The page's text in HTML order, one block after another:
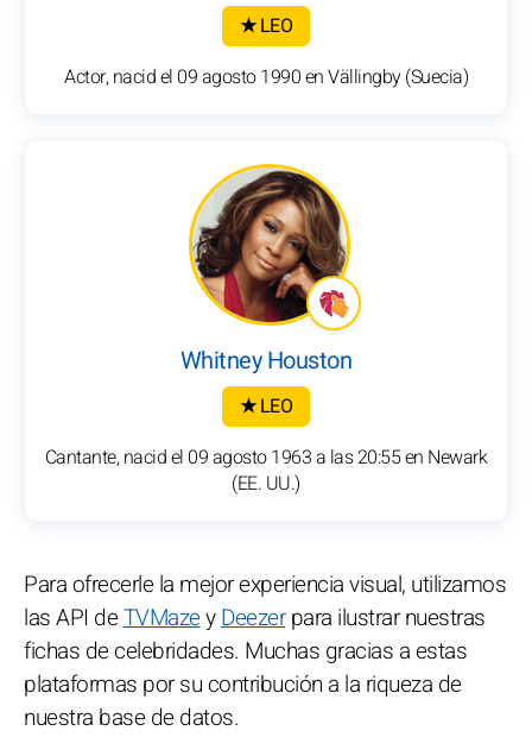
★ LEO
Actor, nacid el 09 agosto 1990 en Vällingby (Suecia)
Whitney Houston
★ LEO
Cantante, nacid el 09 agosto 1963 a las 20:55 en Newark
(EE. UU.)
Para ofrecerle la mejor experiencia visual, utilizamos
las API deTVMazeyDeezerpara ilustrar nuestras
fichas de celebridades. Muchas gracias a estas
plataformas por su contribución a la riqueza de
nuestra base de datos.